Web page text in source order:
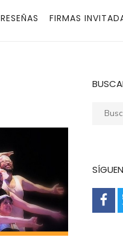
RESEÑAS FIRMAS
Buscar: